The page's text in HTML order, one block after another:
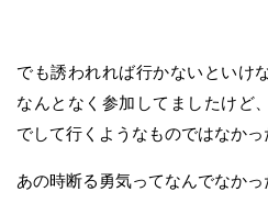
でも誘われれば行かないといけ
なんとなく参加してましたけど
でして行くようなものではなかっ
あの時断る勇気ってなんでなかっ